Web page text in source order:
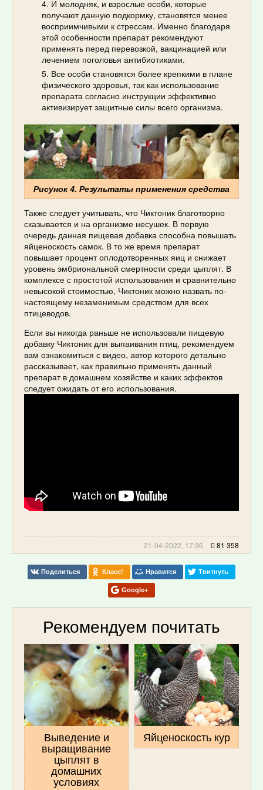
И молодняк, и взрослые особи, которые
получают данную подкормку, становятся менее
восприимчивыми к стрессам. Именно благодаря
этой особенности препарат рекомендуют
применять перед перевозкой, вакцинацией или
лечением поголовья антибиотиками.
Все особи становятся более крепкими в плане
физического здоровья, так как использование
препарата согласно инструкции эффективно
активизирует защитные силы всего организма.
Рисунок 4. Результаты применения средства
Также следует учитывать, что Чиктоник благотворно
сказывается и на организме несушек. В первую
очередь данная пищевая добавка способна повышать
яйценоскость самок. В то же время препарат
повышает процент оплодотворенных яиц и снижает
уровень эмбриональной смертности среди цыплят. В
комплексе с простотой использования и сравнительно
невысокой стоимостью, Чиктоник можно назвать по-
настоящему незаменимым средством для всех
птицеводов.
Если вы никогда раньше не использовали пищевую
добавку Чиктоник для выпаивания птиц, рекомендуем
вам ознакомиться с видео, автор которого детально
рассказывает, как правильно применять данный
препарат в домашнем хозяйстве и каких эффектов
следует ожидать от его использования.
21-04-2022, 17:36 81 358
Поделиться Класс! Нравится Твитнуть
Google+
Рекомендуем почитать
Выведение и
выращивание
цыплят в
домашних
условиях
Яйценоскость кур